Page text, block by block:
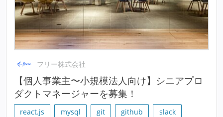
フリー株式会社
【個人事業主〜小規模法人向け】シニアプロ
ダクトマネージャーを募集！
react.js mysql git github
slack